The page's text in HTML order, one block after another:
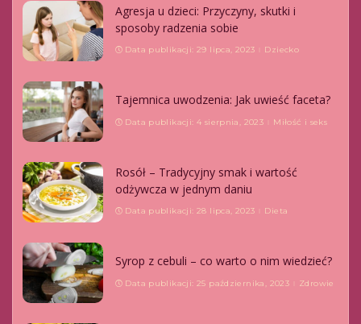
Agresja u dzieci: Przyczyny, skutki i
sposoby radzenia sobie
Data publikacji: 29 lipca, 2023 Dziecko
Tajemnica uwodzenia: Jak uwieść faceta?
Data publikacji: 4 sierpnia, 2023 Miłość i seks
Rosół – Tradycyjny smak i wartość
odżywcza w jednym daniu
Data publikacji: 28 lipca, 2023 Dieta
Syrop z cebuli – co warto o nim wiedzieć?
Data publikacji: 25 października, 2023 Zdrowie